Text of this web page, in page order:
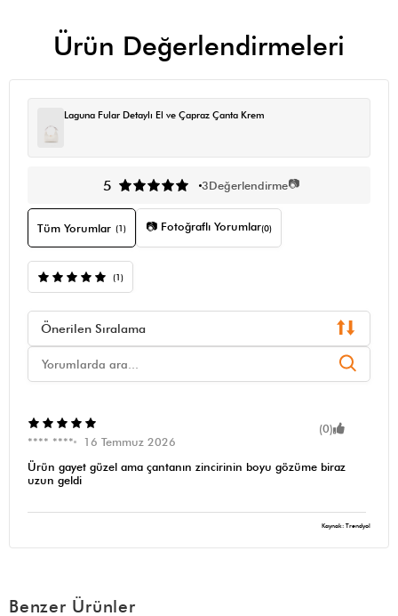
Ürün Değerlendirmeleri
Laguna Fular Detaylı El ve Çapraz Çanta Krem
5 3Değerlendirme📷
Tüm Yorumlar (1) 📷 Fotoğraflı Yorumlar(0)
(1)
Önerilen Sıralama
(0)
**** ****
16 Temmuz 2026
Ürün gayet güzel ama çantanın zincirinin boyu gözüme biraz
uzun geldi
Kaynak: Trendyol
Benzer Ürünler